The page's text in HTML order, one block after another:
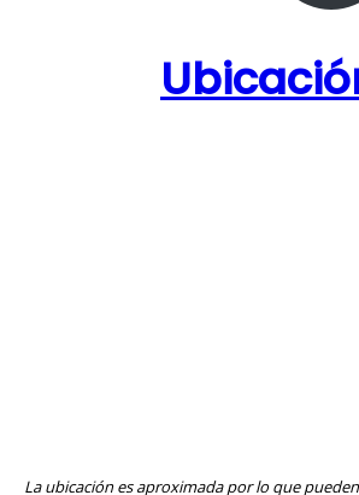
La ubicación es aproximada por lo que